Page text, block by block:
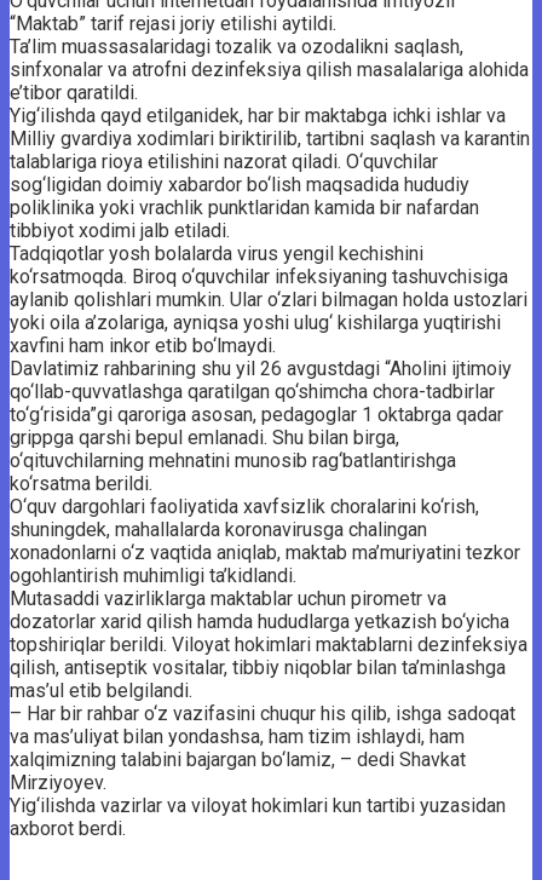
“Maktab” tarif rejasi joriy etilishi aytildi.
Ta’lim muassasalaridagi tozalik va ozodalikni saqlash,
sinfxonalar va atrofni dezinfeksiya qilish masalalariga alohida
e’tibor qaratildi.
Yig‘ilishda qayd etilganidek, har bir maktabga ichki ishlar va
Milliy gvardiya xodimlari biriktirilib, tartibni saqlash va karantin
talablariga rioya etilishini nazorat qiladi. O‘quvchilar
sog‘ligidan doimiy xabardor bo‘lish maqsadida hududiy
poliklinika yoki vrachlik punktlaridan kamida bir nafardan
tibbiyot xodimi jalb etiladi.
Tadqiqotlar yosh bolalarda virus yengil kechishini
ko‘rsatmoqda. Biroq o‘quvchilar infeksiyaning tashuvchisiga
aylanib qolishlari mumkin. Ular o‘zlari bilmagan holda ustozlari
yoki oila a’zolariga, ayniqsa yoshi ulug‘ kishilarga yuqtirishi
xavfini ham inkor etib bo‘lmaydi.
Davlatimiz rahbarining shu yil 26 avgustdagi “Aholini ijtimoiy
qo‘llab-quvvatlashga qaratilgan qo‘shimcha chora-tadbirlar
to‘g‘risida”gi qaroriga asosan, pedagoglar 1 oktabrga qadar
grippga qarshi bepul emlanadi. Shu bilan birga,
o‘qituvchilarning mehnatini munosib rag‘batlantirishga
ko‘rsatma berildi.
O‘quv dargohlari faoliyatida xavfsizlik choralarini ko‘rish,
shuningdek, mahallalarda koronavirusga chalingan
xonadonlarni o‘z vaqtida aniqlab, maktab ma’muriyatini tezkor
ogohlantirish muhimligi ta’kidlandi.
Mutasaddi vazirliklarga maktablar uchun pirometr va
dozatorlar xarid qilish hamda hududlarga yetkazish bo‘yicha
topshiriqlar berildi. Viloyat hokimlari maktablarni dezinfeksiya
qilish, antiseptik vositalar, tibbiy niqoblar bilan ta’minlashga
mas’ul etib belgilandi.
– Har bir rahbar o‘z vazifasini chuqur his qilib, ishga sadoqat
va mas’uliyat bilan yondashsa, ham tizim ishlaydi, ham
xalqimizning talabini bajargan bo‘lamiz, – dedi Shavkat
Mirziyoyev.
Yig‘ilishda vazirlar va viloyat hokimlari kun tartibi yuzasidan
axborot berdi.